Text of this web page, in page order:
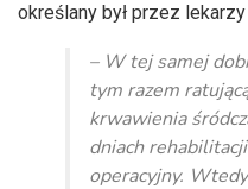
określany był przez
– W tej samej
tym razem
krwawienia
dniach
operacyjny.